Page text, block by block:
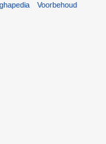
Voorbehoud